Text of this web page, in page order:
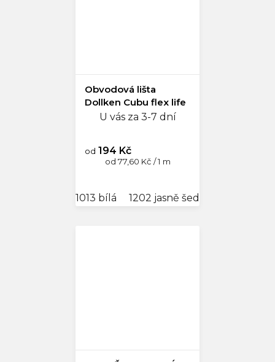
Obvodová lišta
Dollken Cubu flex life
U vás za 3-7 dní
od 194 Kč
Měrná
od 77,60 Kč / 1 m
1013 bílá 1202 jasně šedá